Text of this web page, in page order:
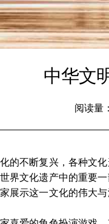
中华文
阅读量
的不断复兴，各种文
界文化遗产中的重要
展示这一文化的伟大与